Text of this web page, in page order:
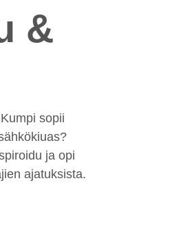
&
sopii
ja opi
ajatuksista.